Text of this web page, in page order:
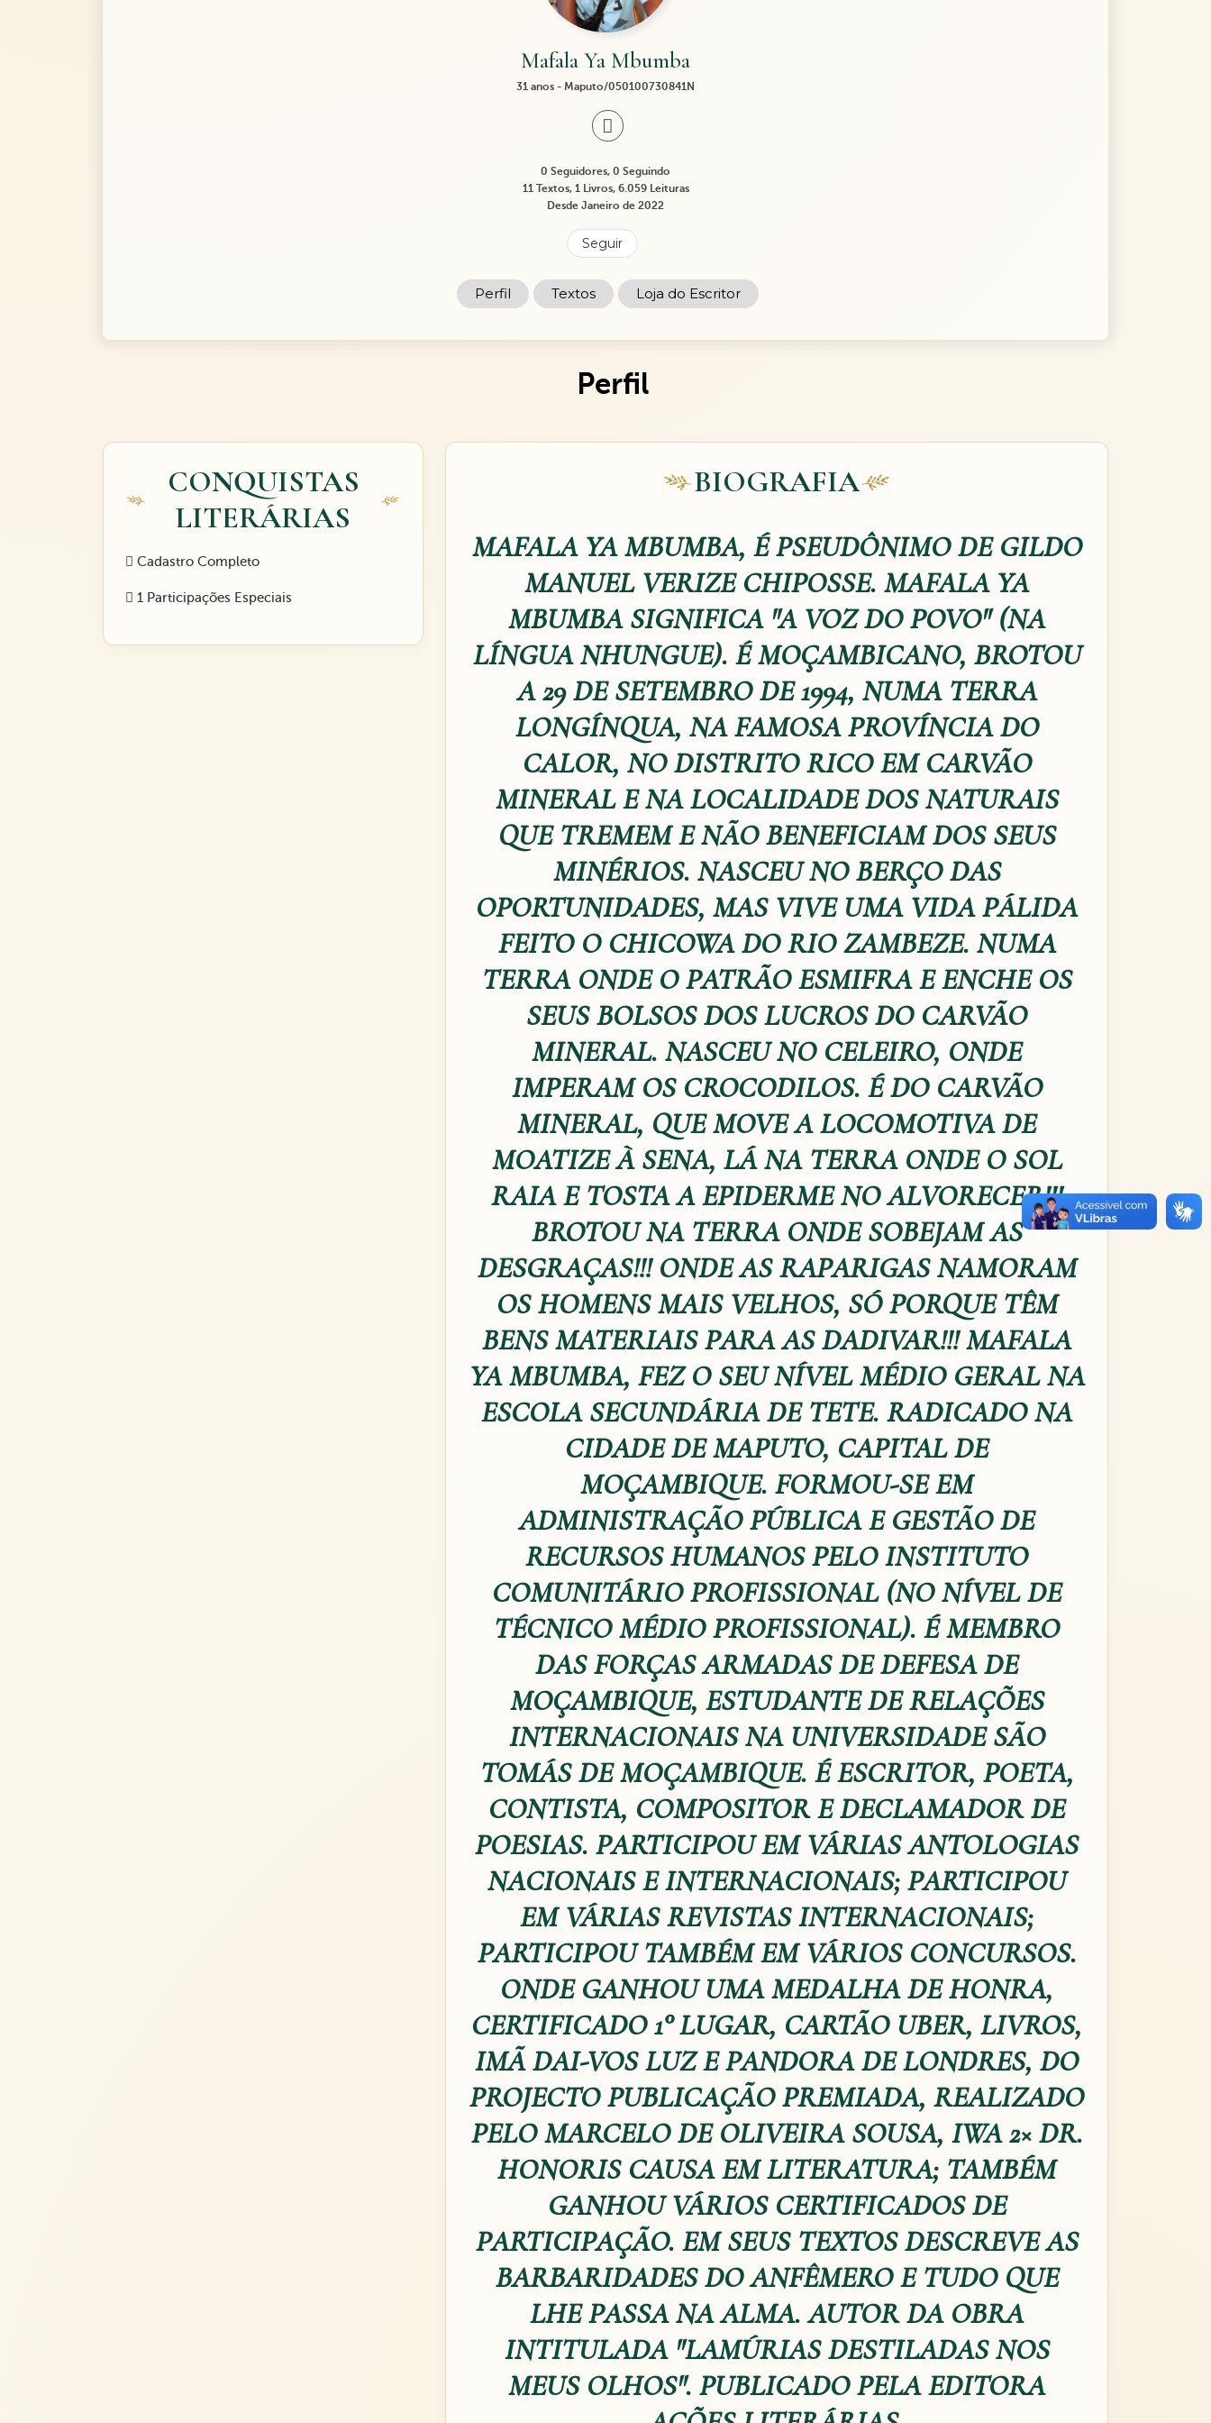
Mafala Ya Mbumba
31 anos - Maputo/050100730841N
0 Seguidores, 0 Seguindo
11 Textos, 1 Livros, 6.059 Leituras
Desde Janeiro de 2022
Seguir
Perfil Textos Loja do Escritor
Perfil
CONQUISTAS
LITERÁRIAS
Cadastro Completo
1 Participações Especiais
BIOGRAFIA
MAFALA YA MBUMBA, É PSEUDÔNIMO DE GILDO
MANUEL VERIZE CHIPOSSE. MAFALA YA
MBUMBA SIGNIFICA "A VOZ DO POVO" (NA
LÍNGUA NHUNGUE). É MOÇAMBICANO, BROTOU
A 29 DE SETEMBRO DE 1994, NUMA TERRA
LONGÍNQUA, NA FAMOSA PROVÍNCIA DO
CALOR, NO DISTRITO RICO EM CARVÃO
MINERAL E NA LOCALIDADE DOS NATURAIS
QUE TREMEM E NÃO BENEFICIAM DOS SEUS
MINÉRIOS. NASCEU NO BERÇO DAS
OPORTUNIDADES, MAS VIVE UMA VIDA PÁLIDA
FEITO O CHICOWA DO RIO ZAMBEZE. NUMA
TERRA ONDE O PATRÃO ESMIFRA E ENCHE OS
SEUS BOLSOS DOS LUCROS DO CARVÃO
MINERAL. NASCEU NO CELEIRO, ONDE
IMPERAM OS CROCODILOS. É DO CARVÃO
MINERAL, QUE MOVE A LOCOMOTIVA DE
MOATIZE À SENA, LÁ NA TERRA ONDE O SOL
RAIA E TOSTA A EPIDERME NO ALVORECER!!!
BROTOU NA TERRA ONDE SOBEJAM AS
DESGRAÇAS!!! ONDE AS RAPARIGAS NAMORAM
OS HOMENS MAIS VELHOS, SÓ PORQUE TÊM
BENS MATERIAIS PARA AS DADIVAR!!! MAFALA
YA MBUMBA, FEZ O SEU NÍVEL MÉDIO GERAL NA
ESCOLA SECUNDÁRIA DE TETE. RADICADO NA
CIDADE DE MAPUTO, CAPITAL DE
MOÇAMBIQUE. FORMOU-SE EM
ADMINISTRAÇÃO PÚBLICA E GESTÃO DE
RECURSOS HUMANOS PELO INSTITUTO
COMUNITÁRIO PROFISSIONAL (NO NÍVEL DE
TÉCNICO MÉDIO PROFISSIONAL). É MEMBRO
DAS FORÇAS ARMADAS DE DEFESA DE
MOÇAMBIQUE, ESTUDANTE DE RELAÇÕES
INTERNACIONAIS NA UNIVERSIDADE SÃO
TOMÁS DE MOÇAMBIQUE. É ESCRITOR, POETA,
CONTISTA, COMPOSITOR E DECLAMADOR DE
POESIAS. PARTICIPOU EM VÁRIAS ANTOLOGIAS
NACIONAIS E INTERNACIONAIS; PARTICIPOU
EM VÁRIAS REVISTAS INTERNACIONAIS;
PARTICIPOU TAMBÉM EM VÁRIOS CONCURSOS.
ONDE GANHOU UMA MEDALHA DE HONRA,
CERTIFICADO 1° LUGAR, CARTÃO UBER, LIVROS,
IMÃ DAI-VOS LUZ E PANDORA DE LONDRES, DO
PROJECTO PUBLICAÇÃO PREMIADA, REALIZADO
PELO MARCELO DE OLIVEIRA SOUSA, IWA 2× DR.
HONORIS CAUSA EM LITERATURA; TAMBÉM
GANHOU VÁRIOS CERTIFICADOS DE
PARTICIPAÇÃO. EM SEUS TEXTOS DESCREVE AS
BARBARIDADES DO ANFÊMERO E TUDO QUE
LHE PASSA NA ALMA. AUTOR DA OBRA
INTITULADA "LAMÚRIAS DESTILADAS NOS
MEUS OLHOS". PUBLICADO PELA EDITORA